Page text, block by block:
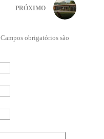
PRÓXIMO
Campos obrigatórios são